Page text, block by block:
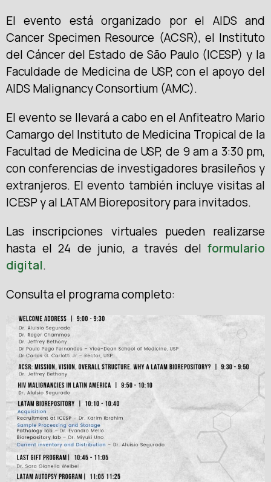
El evento está organizado por el AIDS and
Cancer Specimen Resource (ACSR), el Instituto
del Cáncer del Estado de São Paulo (ICESP) y la
Faculdade de Medicina de USP, con el apoyo del
AIDS Malignancy Consortium (AMC).
El evento se llevará a cabo en el Anfiteatro Mario
Camargo del Instituto de Medicina Tropical de la
Facultad de Medicina de USP, de 9 am a 3:30 pm,
con conferencias de investigadores brasileños y
extranjeros. El evento también incluye visitas al
ICESP y al LATAM Biorepository para invitados.
Las inscripciones virtuales pueden realizarse
hasta el 24 de junio, a través del formulario
digital.
Consulta el programa completo: